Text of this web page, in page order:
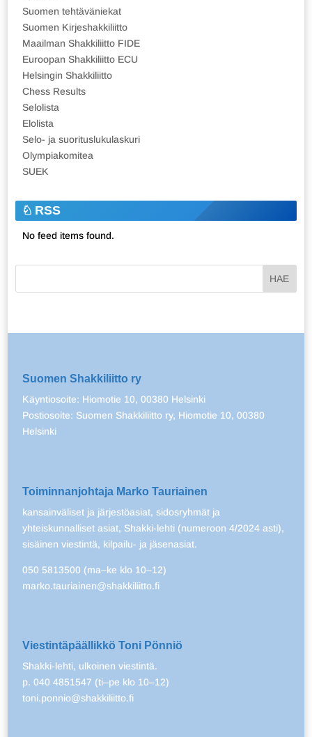
Suomen tehtäväniekat
Suomen Kirjeshakkiliitto
Maailman Shakkiliitto FIDE
Euroopan Shakkiliitto ECU
Helsingin Shakkiliitto
Chess Results
Selolista
Elolista
Selo- ja suorituslukulaskuri
Olympiakomitea
SUEK
RSS
No feed items found.
Suomen Shakkiliitto ry
Käyntiosoite: Hiomotie 10, 00380 Helsinki
Postiosoite: Suomen Shakkiliitto ry, Hiomotie 10, 00380
Helsinki
Toiminnanjohtaja Marko Tauriainen
kansainväliset ja järjestöasiat, sidosryhmät ja
yhteiskunnalliset asiat, Shakki-lehti (numeroon 4/2024 asti),
sisäinen viestintä, kilpailu- ja jäsenasiat.
050 5813500 (ma–ke klo 10–12)
marko.tauriainen@shakkiliitto.fi
Viestintäpäällikkö Toni Pönniö
Shakki-lehti, ulkoinen viestintä.
p. 040 4851547 (ti–pe klo 10–12)
toni.ponnio@shakkiliitto.fi